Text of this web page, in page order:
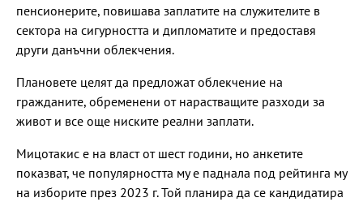
пенсионерите, повишава заплатите на служителите в
сектора на сигурността и дипломатите и предоставя
други данъчни облекчения.
Плановете целят да предложат облекчение на
гражданите, обременени от нарастващите разходи за
живот и все още ниските реални заплати.
Мицотакис е на власт от шест години, но анкетите
показват, че популярността му е паднала под рейтинга му
на изборите през 2023 г. Той планира да се кандидатира